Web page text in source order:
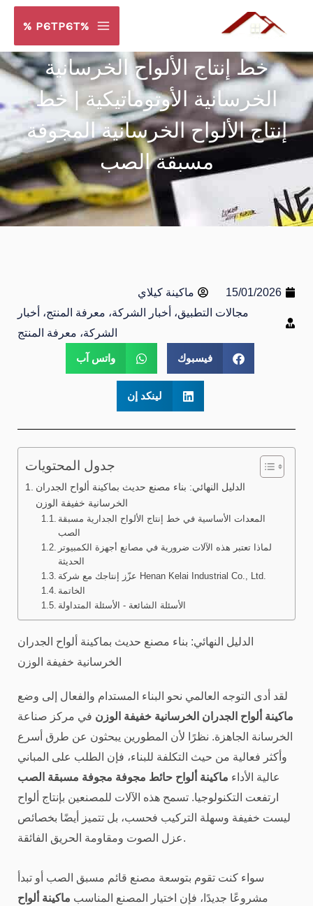
المحتوى
%P6TP6T %
خط إنتاج الألواح الخرسانية
الخرسانية الأوتوماتيكية | خط
إنتاج الألواح الخرسانية المجوفة
مسبقة الصب
15/01/2026
ماكينة كيلاي
مجالات التطبيق، أخبار الشركة، معرفة المنتج، أخبار
الشركة، معرفة المنتج
فيسبوك واتس آب
لينكد إن
جدول المحتويات
الدليل النهائي: بناء مصنع حديث بماكينة ألواح الجدران
الخرسانية خفيفة الوزن
المعدات الأساسية في خط إنتاج الألواح الجدارية مسبقة
الصب
لماذا تعتبر هذه الآلات ضرورية في مصانع أجهزة الكمبيوتر
الحديثة
عزّز إنتاجك مع شركة Henan Kelai Industrial Co., Ltd.
الخاتمة
الأسئلة الشائعة - الأسئلة المتداولة
الدليل النهائي: بناء مصنع حديث بماكينة ألواح الجدران
الخرسانية خفيفة الوزن
لقد أدى التوجه العالمي نحو البناء المستدام والفعال إلى وضع
ماكينة ألواح الجدران الخرسانية خفيفة الوزن في مركز صناعة
الخرسانة الجاهزة. نظرًا لأن المطورين يبحثون عن طرق أسرع
وأكثر فعالية من حيث التكلفة للبناء، فإن الطلب على المباني
عالية الأداء ماكينة ألواح حائط مجوفة مجوفة مسبقة الصب
ارتفعت التكنولوجيا. تسمح هذه الآلات للمصنعين بإنتاج ألواح
ليست خفيفة وسهلة التركيب فحسب، بل تتميز أيضًا بخصائص
عزل الصوت ومقاومة الحريق الفائقة.
سواء كنت تقوم بتوسعة مصنع قائم مسبق الصب أو تبدأ
مشروعًا جديدًا، فإن اختيار المصنع المناسب ماكينة ألواح